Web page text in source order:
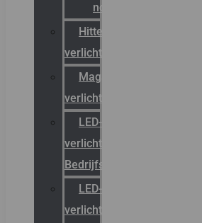
noodverlichting
Hittebestendige
verlichting
Magazijn
verlichting
LED-
verlichting
Bedrijfshal
LED-
verlichting